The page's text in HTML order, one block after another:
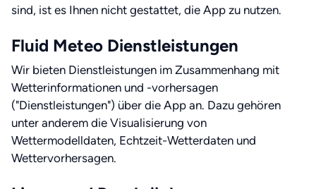
sind, ist es Ihnen nicht gestattet, die App zu nutzen.
Fluid Meteo Dienstleistungen
Wir bieten Dienstleistungen im Zusammenhang mit
Wetterinformationen und -vorhersagen
("Dienstleistungen") über die App an. Dazu gehören
unter anderem die Visualisierung von
Wettermodelldaten, Echtzeit-Wetterdaten und
Wettervorhersagen.